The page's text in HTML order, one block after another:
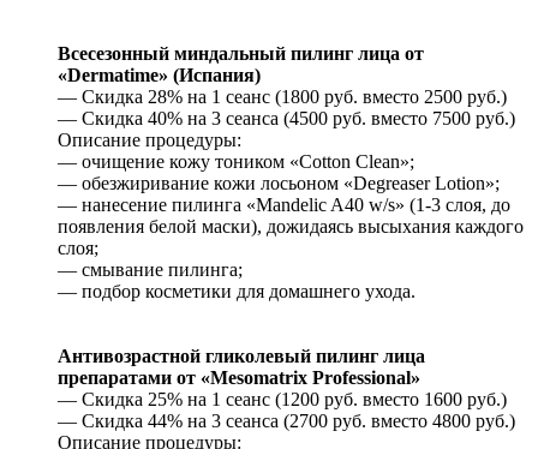
Всесезонный миндальный пилинг лица от
«Dermatime» (Испания)
— Скидка 28% на 1 сеанс (1800 руб. вместо 2500 руб.)
— Скидка 40% на 3 сеанса (4500 руб. вместо 7500 руб.)
Описание процедуры:
— очищение кожу тоником «Cotton Clean»;
— обезжиривание кожи лосьоном «Degreaser Lotion»;
— нанесение пилинга «Mandelic A40 w/s» (1-3 слоя, до
появления белой маски), дожидаясь высыхания каждого
слоя;
— смывание пилинга;
— подбор косметики для домашнего ухода.
Антивозрастной гликолевый пилинг лица
препаратами от «Mesomatrix Professional»
— Скидка 25% на 1 сеанс (1200 руб. вместо 1600 руб.)
— Скидка 44% на 3 сеанса (2700 руб. вместо 4800 руб.)
Описание процедуры: